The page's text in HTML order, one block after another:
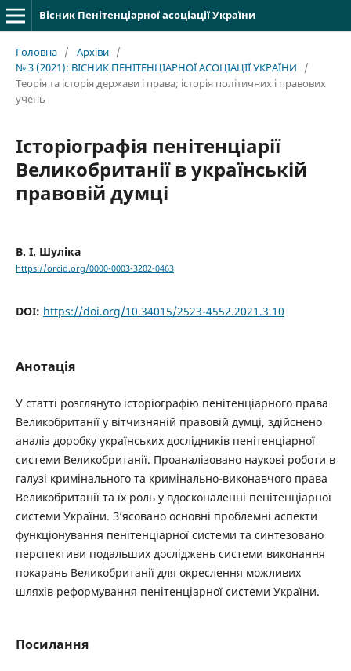
Вісник Пенітенціарної асоціації України
Головна / Архіви /
№ 3 (2021): ВІСНИК ПЕНІТЕНЦІАРНОЇ АСОЦІАЦІЇ УКРАЇНИ
/
Теорія та історія держави і права; історія політичних і правових
учень
Історіографія пенітенціарії
Великобританії в українській
правовій думці
В. І. Шуліка
https://orcid.org/0000-0003-3202-0463
DOI: https://doi.org/10.34015/2523-4552.2021.3.10
Анотація
У статті розглянуто історіографію пенітенціарного права
Великобританії у вітчизняній правовій думці, здійснено
аналіз доробку українських дослідників пенітенціарної
системи Великобританії. Проаналізовано наукові роботи в
галузі кримінального та кримінально-виконавчого права
Великобританії та їх роль у вдосконаленні пенітенціарної
системи України. З’ясовано основні проблемні аспекти
функціонування пенітенціарної системи та синтезовано
перспективи подальших досліджень системи виконання
покарань Великобританії для окреслення можливих
шляхів реформування пенітенціарної системи України.
Посилання